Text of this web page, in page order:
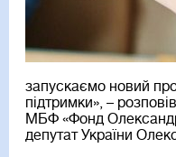
запускаємо новий
підтримки», –
МБФ «Фонд
депутат України